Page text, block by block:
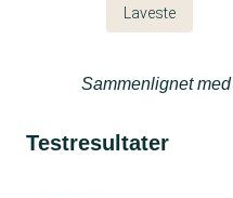
Laveste
Sammenlignet med
Testresultater